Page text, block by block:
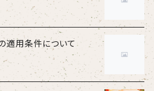
適用条件について